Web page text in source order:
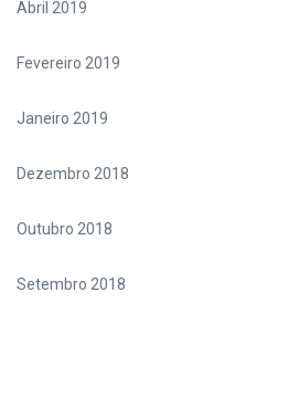
Abril 2019
Fevereiro 2019
Janeiro 2019
Dezembro 2018
Outubro 2018
Setembro 2018